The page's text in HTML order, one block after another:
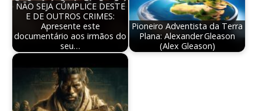
NÃO SEJA CÚMPLICE DESTE
E DE OUTROS CRIMES:
Apresente este
documentário aos irmãos do
seu…
Pioneiro Adventista da Terra
Plana: Alexander Gleason
(Alex Gleason)